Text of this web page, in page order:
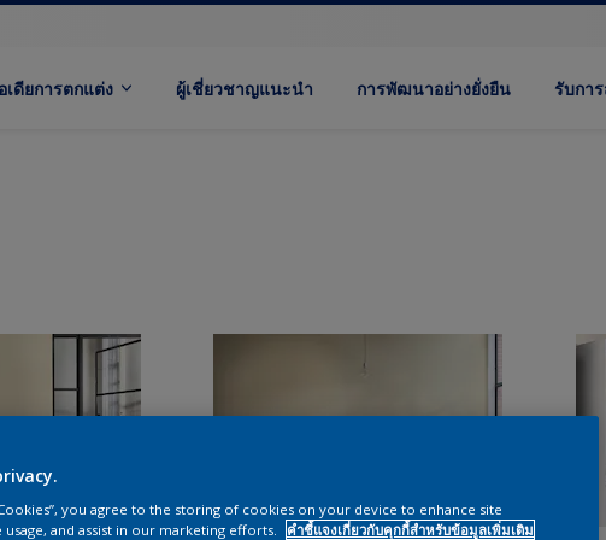
เดียการตกแต่ง ผู้เชี่ยวชาญแนะนำ การพัฒนาอย่างยั่งยืน รับกา
you agree to the storing of cookies on your device to enhance site
usage, and assist in our marketing efforts.
คำชี้แจงเกี่ยวกับคุกกี้สำหรับข้อมูลเพิ่มเติม